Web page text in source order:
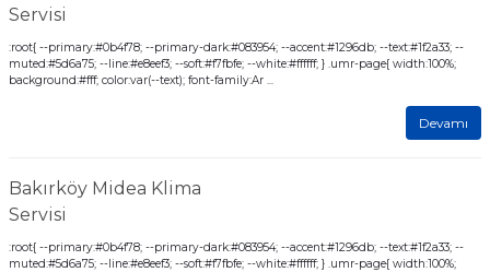
Servisi
:root{ --primary:#0b4f78; --primary-dark:#083954; --accent:#1296db; --text:#1f2a33; --
muted:#5d6a75; --line:#e8eef3; --soft:#f7fbfe; --white:#ffffff; } .umr-page{ width:100%;
background:#fff; color:var(--text); font-family:Ar ...
Devamı
Bakırköy Midea Klima
Servisi
:root{ --primary:#0b4f78; --primary-dark:#083954; --accent:#1296db; --text:#1f2a33; --
muted:#5d6a75; --line:#e8eef3; --soft:#f7fbfe; --white:#ffffff; } .umr-page{ width:100%;